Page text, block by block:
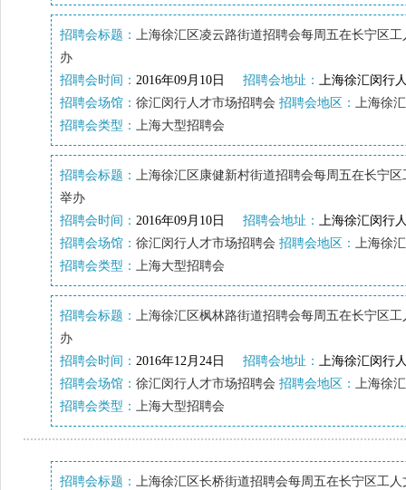
招聘会标题： 上海徐汇区凌云路街道招聘会每周五在长宁区
办
招聘会时间： 2016年09月10日 招聘会地址： 上海徐汇闵行
招聘会场馆： 徐汇闵行人才市场招聘会 招聘会地区： 上海徐
招聘会类型： 上海大型招聘会
招聘会标题： 上海徐汇区康健新村街道招聘会每周五在长宁
举办
招聘会时间： 2016年09月10日 招聘会地址： 上海徐汇闵行
招聘会场馆： 徐汇闵行人才市场招聘会 招聘会地区： 上海徐
招聘会类型： 上海大型招聘会
招聘会标题： 上海徐汇区枫林路街道招聘会每周五在长宁区
办
招聘会时间： 2016年12月24日 招聘会地址： 上海徐汇闵行
招聘会场馆： 徐汇闵行人才市场招聘会 招聘会地区： 上海徐
招聘会类型： 上海大型招聘会
招聘会标题： 上海徐汇区长桥街道招聘会每周五在长宁区工